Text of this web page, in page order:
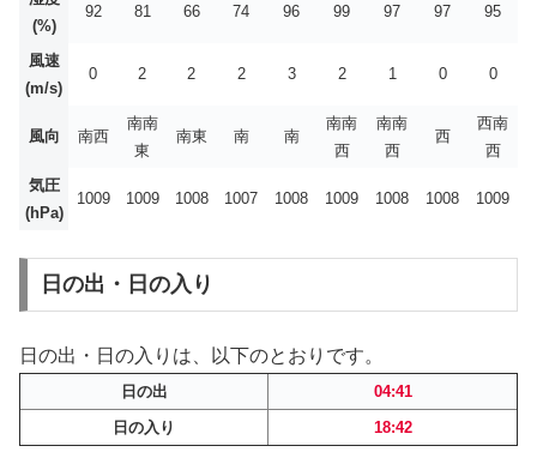
(%)
92 81 66 74 96 99 97 97 95
風速
(m/s)
0 2 2 2 3 2 1 0 0
風向 南西
南南
東
南東 南 南
南南
西
南南
西
西
西南
西
気圧
(hPa)
1009 1009 1008 1007 1008 1009 1008 1008 1009
日の出・日の入り
日の出・日の入りは、以下のとおりです。
日の出
04:41
日の入り
18:42